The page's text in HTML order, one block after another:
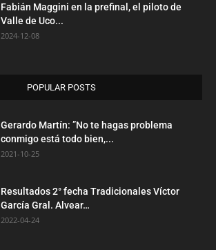
Fabián Maggini en la prefinal, el piloto de
Valle de Uco...
2024-12-08
POPULAR POSTS
Gerardo Martín: ”No te hagas problema
conmigo está todo bien,...
2021-10-25
Resultados 2° fecha Tradicionales Víctor
García Gral. Alvear…
2022-04-24